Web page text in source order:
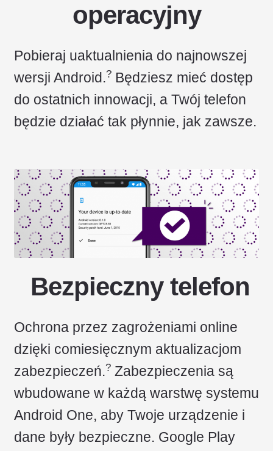
operacyjny
Pobieraj uaktualnienia do najnowszej
wersji Android.?Będziesz mieć dostęp
do ostatnich innowacji, a Twój telefon
będzie działać tak płynnie, jak zawsze.
Bezpieczny telefon
Ochrona przez zagrożeniami online
dzięki comiesięcznym aktualizacjom
zabezpieczeń.?Zabezpieczenia są
wbudowane w każdą warstwę systemu
Android One, aby Twoje urządzenie i
dane były bezpieczne. Google Play